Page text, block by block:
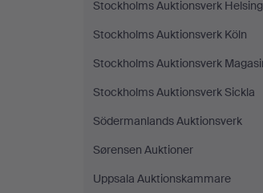
Stockholms Auktionsverk
Stockholms Auktionsverk Köln
Stockholms Auktionsverk
Stockholms Auktionsverk Sickla
Södermanlands Auktionsverk
Sørensen Auktioner
Uppsala Auktionskammare